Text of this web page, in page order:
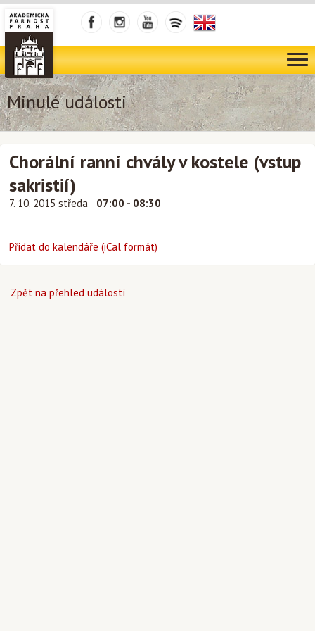
Minulé události
Chorální ranní chvály v kostele (vstup
sakristií)
7. 10. 2015 středa 07:00 - 08:30
Přidat do kalendáře (iCal formát)
Zpět na přehled událostí